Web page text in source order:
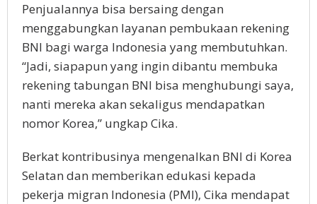
Penjualannya bisa bersaing dengan
menggabungkan layanan pembukaan rekening
BNI bagi warga Indonesia yang membutuhkan.
“Jadi, siapapun yang ingin dibantu membuka
rekening tabungan BNI bisa menghubungi saya,
nanti mereka akan sekaligus mendapatkan
nomor Korea,” ungkap Cika.
Berkat kontribusinya mengenalkan BNI di Korea
Selatan dan memberikan edukasi kepada
pekerja migran Indonesia (PMI), Cika mendapat